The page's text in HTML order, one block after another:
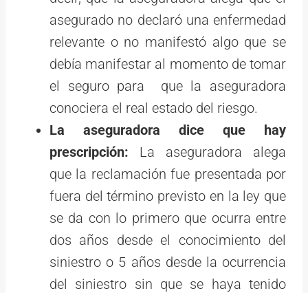
asegurado no declaró una enfermedad
relevante o no manifestó algo que se
debía manifestar al momento de tomar
el seguro para que la aseguradora
conociera el real estado del riesgo.
La aseguradora dice que hay
prescripción: La aseguradora alega
que la reclamación fue presentada por
fuera del término previsto en la ley que
se da con lo primero que ocurra entre
dos años desde el conocimiento del
siniestro o 5 años desde la ocurrencia
del siniestro sin que se haya tenido